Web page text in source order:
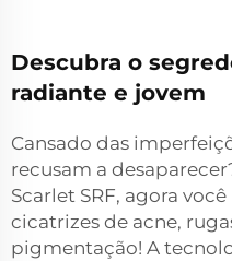
Descubra o
radiante e jovem
Cansado das
recusam a
Scarlet SRF, agora
cicatrizes de acne,
pigmentação! A